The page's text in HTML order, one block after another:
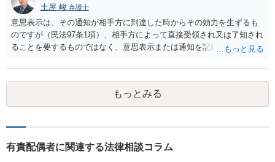
あるのですが、上記のとおり、様々な具体的な事情を踏まえて検討す
る必要があるので、最寄りの弁護士などに個別に相談することをお勧
めいたします。
土屋 峻 弁護士
意思表示は、その通知が相手方に到達した時からその効力を生ずるも
のですが（民法97条1項）、相手方によって直接受領され又は了知され
ることを要するものではなく、意思表示または通知を記載した書面
られます（最判昭和43年12月17日）。したがって、相手方の支配圏内
に入っていれば（郵便受けに投函するなど。実際には配達証明などを
つけたほうがよいでしょう。）、時効の完成猶予の効果を享受できる
と考えます。 その結果、催告の時効完成猶予期間の6か月の間に訴訟
もっとみる
有責配偶者に関連する法律相談コラム